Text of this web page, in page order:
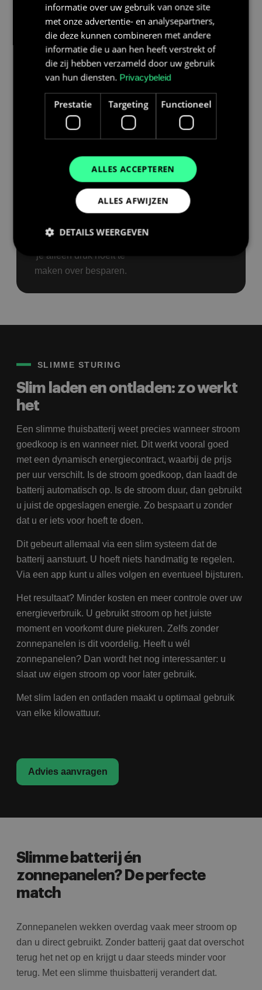
Btw teruggave?
Dat regelen wij.
Je hebt recht op
thuisbatterij. Bij Bolk
Energy Solutions hoef
je daar zelf niks voor te
doen. Wij nemen het
onze rekening, zodat jij
je alleen druk hoeft te
maken over besparen.
Meer over btw
teruggave
SLIMME STURING
Slim laden en ontladen: zo werkt
het
Een slimme thuisbatterij weet precies wanneer stroom
goedkoop is en wanneer niet. Dit werkt vooral goed
met een dynamisch energiecontract, waarbij de prijs
per uur verschilt. Is de stroom goedkoop, dan laadt de
batterij automatisch op. Is de stroom duur, dan gebruikt
u juist de opgeslagen energie. Zo bespaart u zonder
dat u er iets voor hoeft te doen.
Dit gebeurt allemaal via een slim systeem dat de
batterij aanstuurt. U hoeft niets handmatig te regelen.
Via een app kunt u alles volgen en eventueel bijsturen.
Het resultaat? Minder kosten en meer controle over uw
energieverbruik. U gebruikt stroom op het juiste
moment en voorkomt dure piekuren. Zelfs zonder
zonnepanelen is dit voordelig. Heeft u wél
zonnepanelen? Dan wordt het nog interessanter: u
slaat uw eigen stroom op voor later gebruik.
Met slim laden en ontladen maakt u optimaal gebruik
van elke kilowattuur.
Advies aanvragen
Slimme batterij én
zonnepanelen? De perfecte
match
Zonnepanelen wekken overdag vaak meer stroom op
dan u direct gebruikt. Zonder batterij gaat dat overschot
terug het net op en krijgt u daar steeds minder voor
terug. Met een slimme thuisbatterij verandert dat.
informatie over uw gebruik van onze site
met onze advertentie- en analysepartners,
die deze kunnen combineren met andere
informatie die u aan hen heeft verstrekt of
die zij hebben verzameld door uw gebruik
van hun diensten. Privacybeleid
Prestatie Targeting Functioneel
ALLES ACCEPTEREN
ALLES AFWIJZEN
DETAILS WEERGEVEN
Naam
Aanbieder/
Domein
Vervaldatum
bolk.energy
Google Privacy Policy